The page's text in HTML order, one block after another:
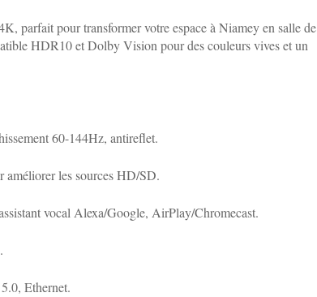
parfait pour transformer votre espace à Niamey en salle de
HDR10 et Dolby Vision pour des couleurs vives et un
60-144Hz, antireflet.
les sources HD/SD.
vocal Alexa/Google, AirPlay/Chromecast.
Ethernet.